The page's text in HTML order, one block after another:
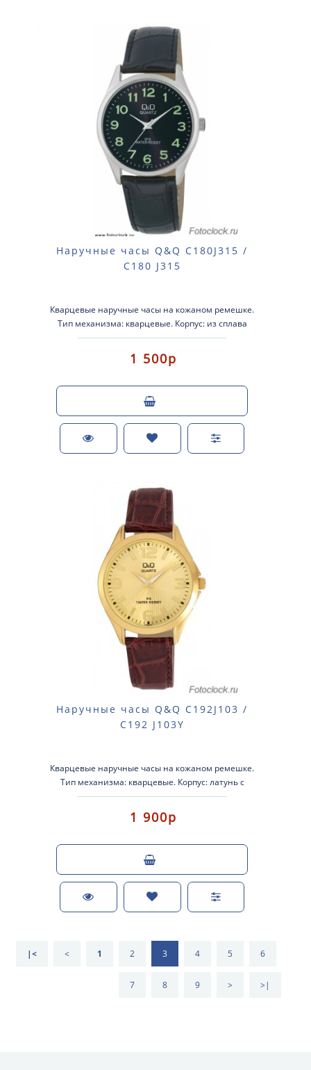
Наручные часы Q&Q C180J315 /
C180 J315
Кварцевые наручные часы на кожаном ремешке.
Тип механизма: кварцевые. Корпус: из сплава
легких металлов с серебристым покрытием. К..
1 500р
Наручные часы Q&Q C192J103 /
C192 J103Y
Кварцевые наручные часы на кожаном ремешке.
Тип механизма: кварцевые. Корпус: латунь с
желтым покрытием . Кожаный ре..
1 900р
|< < 1 2 3 4 5 6
7 8 9 > >|